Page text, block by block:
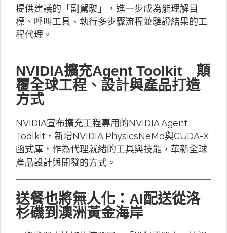
提供建議的「副駕駛」，進一步成為能理解目
標、呼叫工具、執行多步驟流程並驗證結果的工
程代理。
NVIDIA擴充Agent Toolkit 顛
覆全球工程、設計與產品打造
方式
NVIDIA宣布擴充工程專用的NVIDIA Agent
Toolkit，新增NVIDIA PhysicsNeMo與CUDA-X
函式庫，作為代理就緒的工具與技能，革新全球
產品設計與開發的方式。
送餐也將無人化：AI配送從洛
杉磯到澳洲黃金海岸